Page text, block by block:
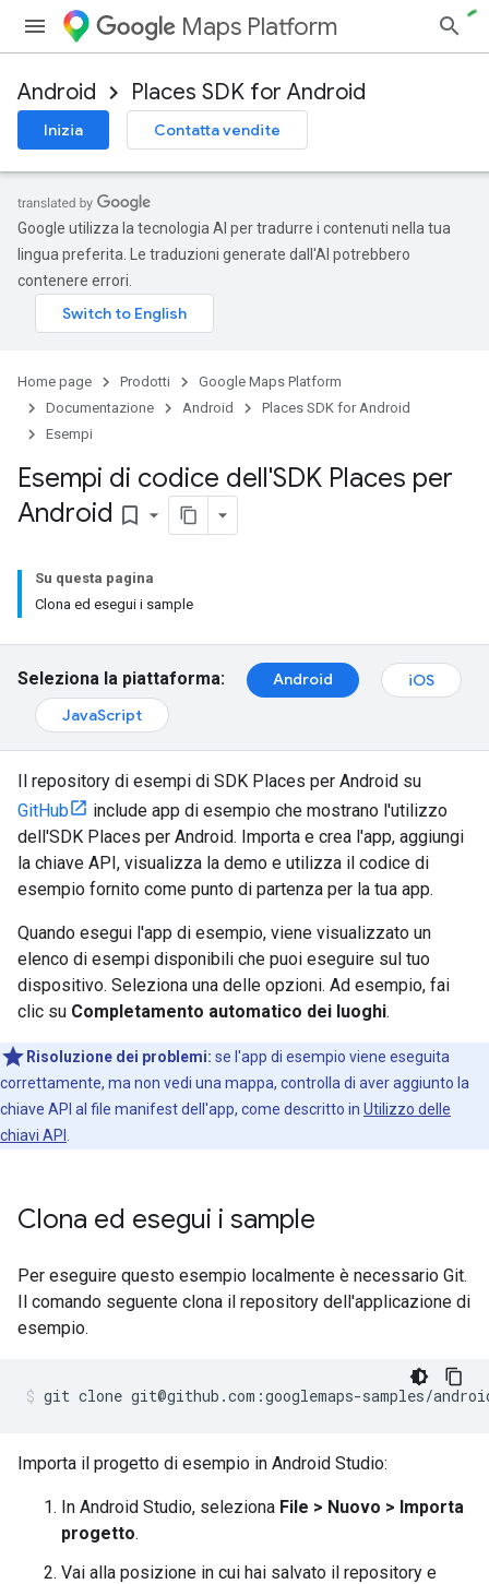
Maps Platform
Android Places SDK for Android
Inizia Contatta vendite
Google utilizza la tecnologia AI per tradurre i contenuti nella tua
lingua preferita. Le traduzioni generate dall'AI potrebbero
contenere errori.
Home page Prodotti
Google Maps Platform
Documentazione
Android
Places SDK for Android
Esempi
Esempi di codice dell'SDK Places per
Android bookmark_border
Su questa pagina
Clona ed esegui i sample
Seleziona la piattaforma: Android
iOS
JavaScript
Il repository di esempi di SDK Places per Android su
GitHub
include app di esempio che mostrano l'utilizzo
dell'SDK Places per Android. Importa e crea l'app, aggiungi
la chiave API, visualizza la demo e utilizza il codice di
esempio fornito come punto di partenza per la tua app.
Quando esegui l'app di esempio, viene visualizzato un
elenco di esempi disponibili che puoi eseguire sul tuo
dispositivo. Seleziona una delle opzioni. Ad esempio, fai
clic su Completamento automatico dei luoghi.
Risoluzione dei problemi: se l'app di esempio viene eseguita
correttamente, ma non vedi una mappa, controlla di aver aggiunto la
chiave API al file manifest dell'app, come descritto in Utilizzo delle
chiavi API
Clona ed esegui i sample
Per eseguire questo esempio localmente è necessario Git.
Il comando seguente clona il repository dell'applicazione di
esempio.
git clone git@github.com:googlemaps-samples/
Importa il progetto di esempio in Android Studio:
In Android Studio, seleziona File > Nuovo > Importa
progetto.
Vai alla posizione in cui hai salvato il repository e